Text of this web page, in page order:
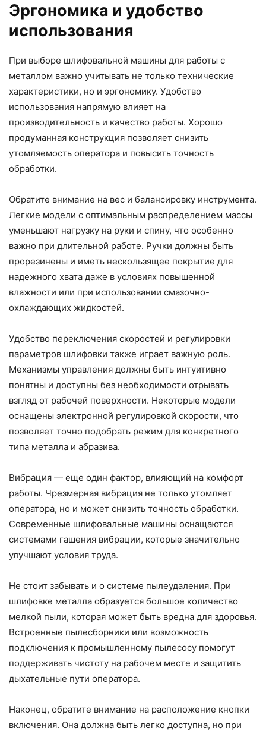
Эргономика и удобство
использования
При выборе шлифовальной машины для работы с
металлом важно учитывать не только технические
характеристики, но и эргономику. Удобство
использования напрямую влияет на
производительность и качество работы. Хорошо
продуманная конструкция позволяет снизить
утомляемость оператора и повысить точность
обработки.
Обратите внимание на вес и балансировку инструмента.
Легкие модели с оптимальным распределением массы
уменьшают нагрузку на руки и спину, что особенно
важно при длительной работе. Ручки должны быть
прорезинены и иметь нескользящее покрытие для
надежного хвата даже в условиях повышенной
влажности или при использовании смазочно-
охлаждающих жидкостей.
Удобство переключения скоростей и регулировки
параметров шлифовки также играет важную роль.
Механизмы управления должны быть интуитивно
понятны и доступны без необходимости отрывать
взгляд от рабочей поверхности. Некоторые модели
оснащены электронной регулировкой скорости, что
позволяет точно подобрать режим для конкретного
типа металла и абразива.
Вибрация — еще один фактор, влияющий на комфорт
работы. Чрезмерная вибрация не только утомляет
оператора, но и может снизить точность обработки.
Современные шлифовальные машины оснащаются
системами гашения вибрации, которые значительно
улучшают условия труда.
Не стоит забывать и о системе пылеудаления. При
шлифовке металла образуется большое количество
мелкой пыли, которая может быть вредна для здоровья.
Встроенные пылесборники или возможность
подключения к промышленному пылесосу помогут
поддерживать чистоту на рабочем месте и защитить
дыхательные пути оператора.
Наконец, обратите внимание на расположение кнопки
включения. Она должна быть легко доступна, но при